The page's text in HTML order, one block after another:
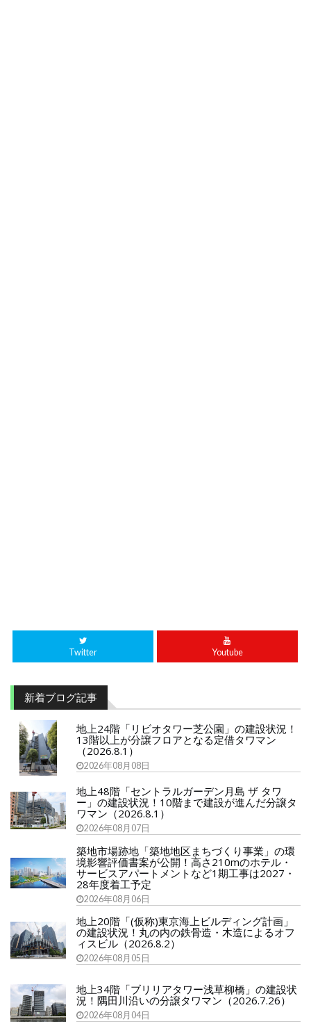
Twitter Youtube
新着ブログ記事
地上24階「リビオタワー芝公園」の建設状況！
13階以上が分譲フロアとなる定借タワマン
（2026.8.1）
2026年08月08日
地上48階「セントラルガーデン月島 ザ タワ
ー」の建設状況！10階まで建設が進んだ分譲タ
ワマン（2026.8.1）
2026年08月07日
築地市場跡地「築地地区まちづくり事業」の環
境影響評価書案が公開！高さ210mのホテル・
サービスアパートメントなど1期工事は2027・
28年度着工予定
2026年08月06日
地上20階「(仮称)東京海上ビルディング計画」
の建設状況！丸の内の鉄骨造・木造によるオフ
ィスビル（2026.8.2）
2026年08月05日
地上34階「ブリリアタワー浅草柳橋」の建設状
況！隅田川沿いの分譲タワマン（2026.7.26）
2026年08月04日